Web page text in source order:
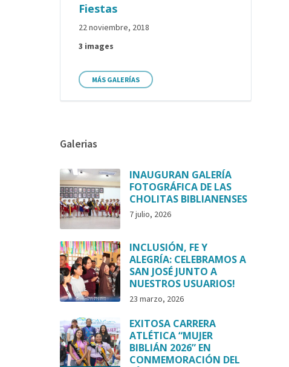
Fiestas
22 noviembre, 2018
3 images
MÁS GALERÍAS
Galerias
INAUGURAN GALERÍA
FOTOGRÁFICA DE LAS
CHOLITAS BIBLIANENSES
7 julio, 2026
INCLUSIÓN, FE Y
ALEGRÍA: CELEBRAMOS A
SAN JOSÉ JUNTO A
NUESTROS USUARIOS!
23 marzo, 2026
EXITOSA CARRERA
ATLÉTICA “MUJER
BIBLIÁN 2026” EN
CONMEMORACIÓN DEL